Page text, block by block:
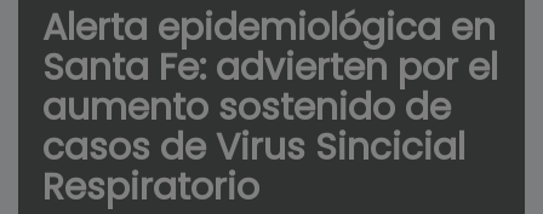
Alerta epidemiológica en
Santa Fe: advierten por el
aumento sostenido de
casos de Virus Sincicial
Respiratorio